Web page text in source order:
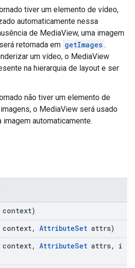
tiver um elemento de vídeo,
automaticamente nessa
de MediaView, uma imagem
retornada em getImages .
um vídeo, o MediaView
na hierarquia de layout e ser
não tiver um elemento de
o MediaView será usado
imagem automaticamente.
context)
context, AttributeSet attrs)
context, AttributeSet attrs, i